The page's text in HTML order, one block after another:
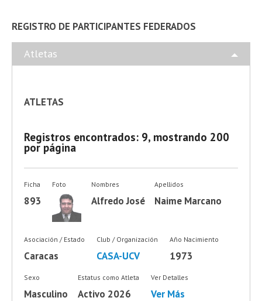
REGISTRO DE PARTICIPANTES FEDERADOS
Atletas
ATLETAS
Registros encontrados: 9, mostrando 200
por página
Ficha
893
Foto Nombres
Alfredo José
Apellidos
Naime Marcano
Asociación / Estado
Caracas
Club / Organización
CASA-UCV
Año Nacimiento
1973
Sexo
Masculino
Estatus como Atleta
Activo 2026
Ver Detalles
Ver Más